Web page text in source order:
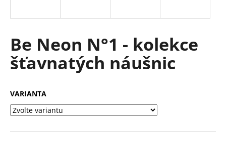
Be Neon N°1 - kolekce
šťavnatých náušnic
VARIANTA
í
t
?
HLEDAT